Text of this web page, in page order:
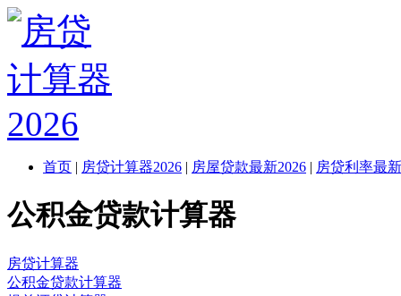
首页 | 房贷计算器2026 | 房屋贷款最新2026 | 房贷利率最
公积金贷款计算器
房贷计算器
公积金贷款计算器